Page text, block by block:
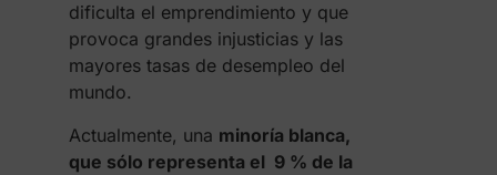
dificulta el emprendimiento y que
provoca grandes injusticias y las
mayores tasas de desempleo del
mundo.
Actualmente, una minoría blanca,
que sólo representa el 9 % de la